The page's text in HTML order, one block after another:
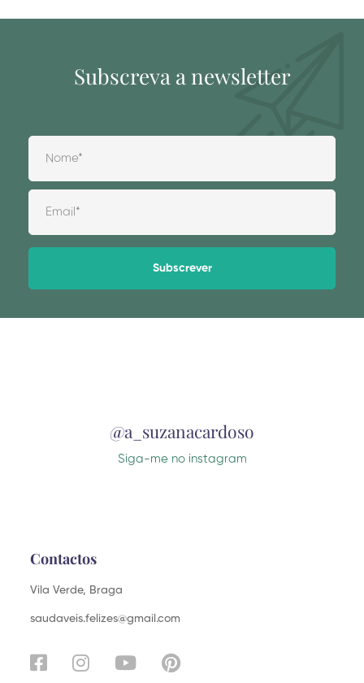
Subscreva a newsletter
@a_suzanacardoso
Siga-me no instagram
Contactos
Vila Verde, Braga
saudaveis.felizes@gmail.com